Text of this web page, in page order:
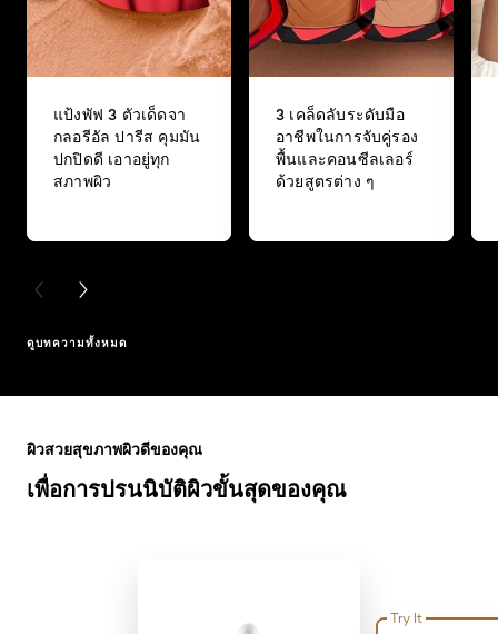
แป้งพัฟ 3 ตัวเด็ดจา
กลอรีอัล ปารีส คุมมัน
ปกปิดดี เอาอยู่ทุก
สภาพผิว
3 เคล็ดลับระดับมือ
อาชีพในการจับคู่รอง
พื้นและคอนซีลเลอร์
ด้วยสูตรต่าง ๆ
PREVIOUS CARD
NEXT CARD
ดูบทความทั้งหมด
เพื่อการปรนนิบัติผิวขั้นสุดของคุณ
ผิวสวยสุขภาพผิวดีของคุณ
Try It